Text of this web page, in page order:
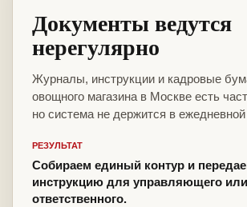
Документы ведутся
нерегулярно
Журналы, инструкции и кадровые
овощного магазина в Москве есть
но система не держится в
РЕЗУЛЬТАТ
Собираем единый контур и
инструкцию для управляющего или
ответственного.